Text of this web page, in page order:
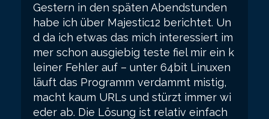
Gestern in den späten Abendstunden
habe ich über Majestic12 berichtet. Un
d da ich etwas das mich interessiert im
mer schon ausgiebig teste fiel mir ein k
leiner Fehler auf – unter 64bit Linuxen
läuft das Programm verdammt mistig,
macht kaum URLs und stürzt immer wi
eder ab. Die Lösung ist relativ einfach